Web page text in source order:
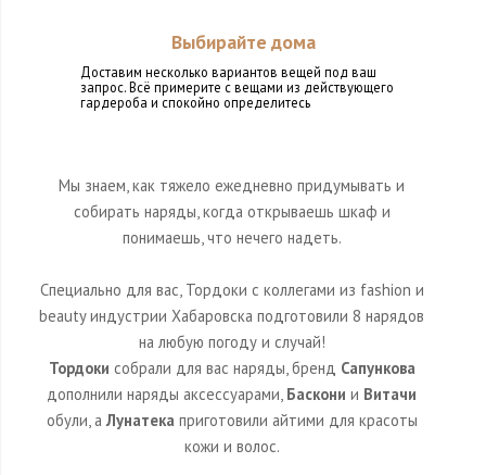
Выбирайте дома
Доставим несколько вариантов вещей под ваш
запрос. Всё примерите с вещами из действующего
гардероба и спокойно определитесь
Мы знаем, как тяжело ежедневно придумывать и
собирать наряды, когда открываешь шкаф и
понимаешь, что нечего надеть.
Специально для вас, Тордоки с коллегами из fashion и
beauty индустрии Хабаровска подготовили 8 нарядов
на любую погоду и случай!
Тордоки собрали для вас наряды, бренд Сапункова
дополнили наряды аксессуарами, Баскони и Витачи
обули, а Лунатека приготовили айтими для красоты
кожи и волос.